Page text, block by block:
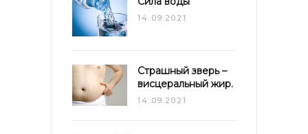
14.09.2021
Страшный зверь –
висцеральный жир.
14.09.2021